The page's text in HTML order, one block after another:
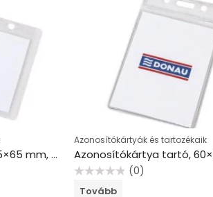
Azonosítókártya tartó, 105×65 mm, hajlékony, vízszintes, DONAU
Azonosítókártyák és tartozékaik
(0)
Tovább